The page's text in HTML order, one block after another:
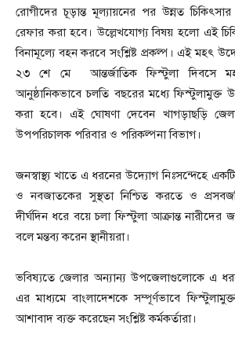
রোগীদের চূড়ান্ত মূল্যায়নের পর উন্নত
রেফার করা হবে। উল্লেখযোগ্য বিষয় হলো এই
বিনামূল্যে বহন করবে সংশ্লিষ্ট প্রকল্প। এই মহৎ
২৩ শে মে আন্তর্জাতিক ফিস্টুলা দিবসে
আনুষ্ঠানিকভাবে চলতি বছরের মধ্যে ফিস্টুলামুক্ত
করা হবে। এই ঘোষণা দেবেন খাগড়াছড়ি
উপপরিচালক পরিবার ও পরিকল্পনা বিভাগ।
জনস্বাস্থ্য খাতে এ ধরনের উদ্যোগ নিঃসন্দেহে
ও নবজাতকের সুস্থতা নিশ্চিত করতে ও
দীর্ঘদিন ধরে বয়ে চলা ফিস্টুলা আক্রান্ত
বলে মন্তব্য করেন স্থানীয়রা।
ভবিষ্যতে জেলার অন্যান্য উপজেলাগুলোকে এ
এর মাধ্যমে বাংলাদেশকে সম্পূর্ণভাবে
আশাবাদ ব্যক্ত করেছেন সংশ্লিষ্ট কর্মকর্তারা।